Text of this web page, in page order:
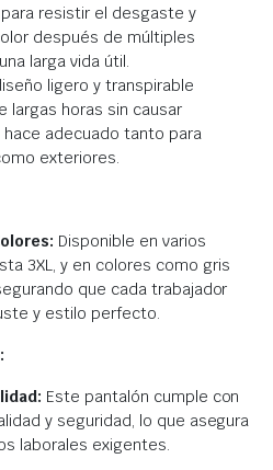
resistir el desgaste y
después de múltiples
larga vida útil.
ligero y transpirable
largas horas sin causar
adecuado tanto para
exteriores.
Disponible en varios
3XL, y en colores como gris
que cada trabajador
y estilo perfecto.
Este pantalón cumple con
y seguridad, lo que asegura
laborales exigentes.